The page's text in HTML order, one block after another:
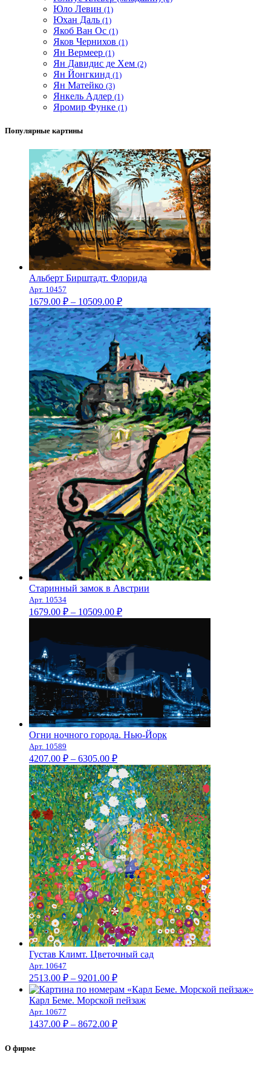
Юло Левин (1)
Юхан Даль (1)
Якоб Ван Ос (1)
Яков Чернихов (1)
Ян Вермеер (1)
Ян Давидис де Хем (2)
Ян Йонгкинд (1)
Ян Матейко (3)
Янкель Адлер (1)
Яромир Функе (1)
Популярные картины
Альберт Бирштадт. Флорида
Арт. 10457
1679.00 ₽ – 10509.00 ₽Диапазон
цен:
1679.00 ₽
–
10509.00 ₽
Старинный замок в Австрии
Арт. 10534
1679.00 ₽ – 10509.00 ₽Диапазон
цен:
–
10509.00 ₽
Огни ночного города. Нью-Йорк
Арт. 10589
4207.00 ₽ – 6305.00 ₽Диапазон
цен:
4207.00 ₽
–
6305.00 ₽
Густав Климт. Цветочный сад
Арт. 10647
2513.00 ₽ – 9201.00 ₽Диапазон
цен:
2513.00 ₽
9201.00 ₽
Карл Беме. Морской пейзаж
Арт. 10677
1437.00 ₽ – 8672.00 ₽Диапазон
О фирме